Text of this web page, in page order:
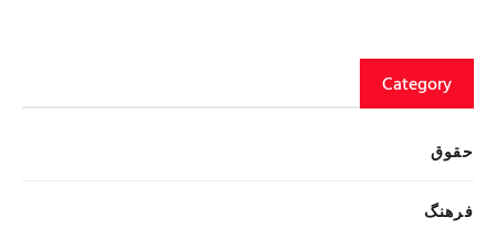
Category
حقوق
فرهنگ